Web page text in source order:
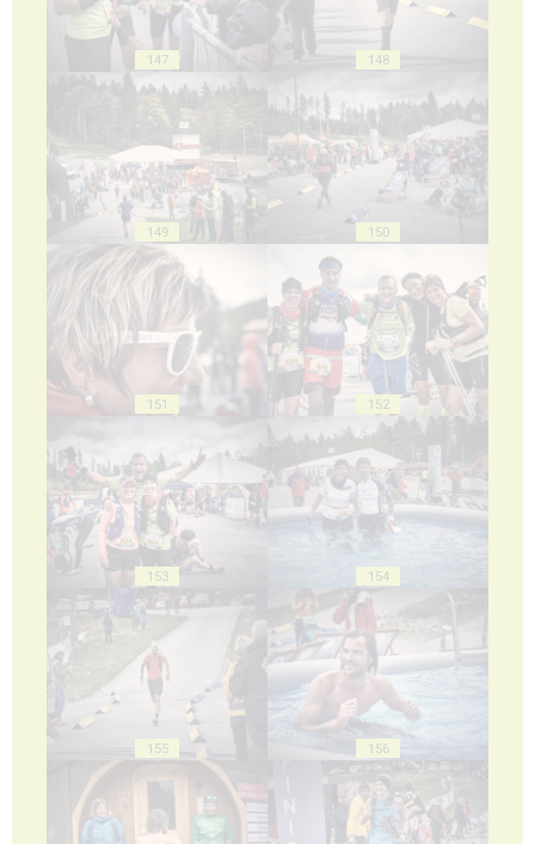
147 148
149 150
151 152
153 154
155 156